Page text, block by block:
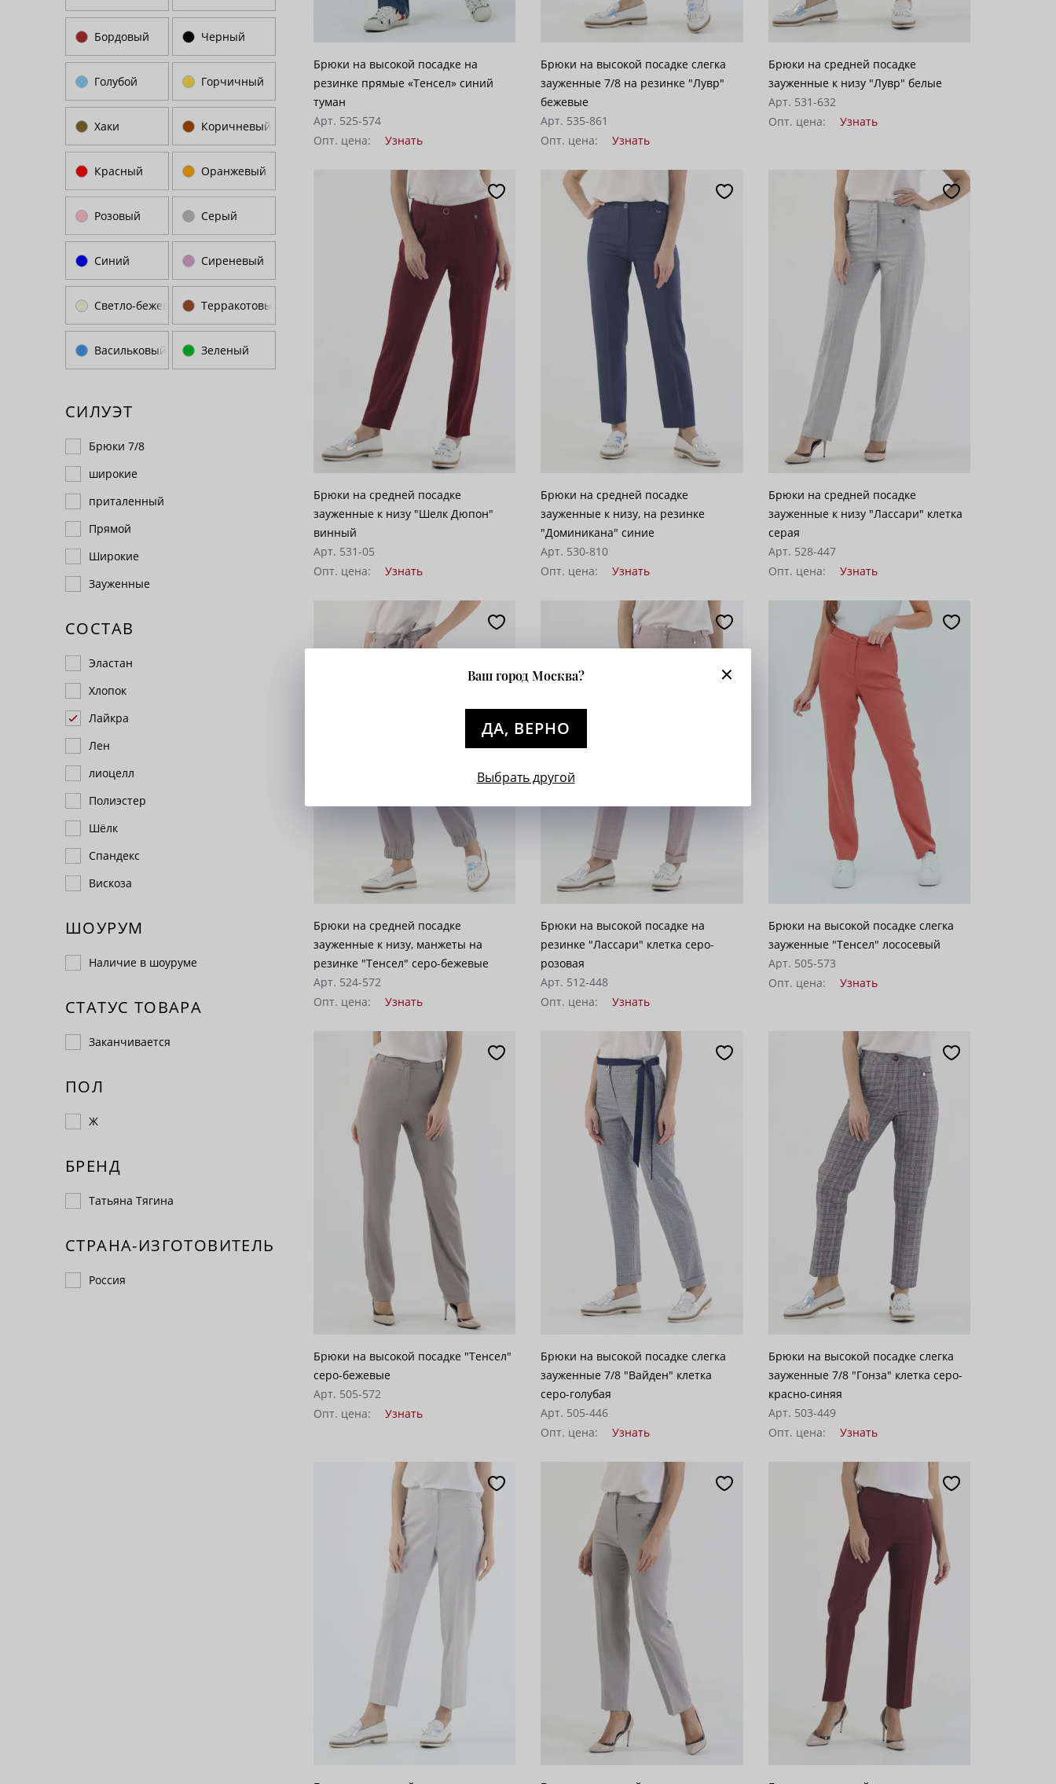
Бордовый Черный
Голубой Горчичный
Хаки Коричневый
Красный Оранжевый
Розовый Серый
Синий Сиреневый
Светло-бежевый Терракотовый
Васильковый Зеленый
СИЛУЭТ
Брюки 7/8
широкие
приталенный
Прямой
Широкие
Зауженные
СОСТАВ
Эластан
Хлопок
Лайкра
Лен
лиоцелл
Полиэстер
Шёлк
Спандекс
Вискоза
ШОУРУМ
Наличие в шоуруме
СТАТУС ТОВАРА
Заканчивается
ПОЛ
Ж
БРЕНД
Татьяна Тягина
СТРАНА-ИЗГОТОВИТЕЛЬ
Россия
Брюки на высокой посадке на
резинке прямые «Тенсел» синий
туман
Арт. 525-574
Опт. цена:
Узнать
Брюки на высокой посадке слегка
зауженные 7/8 на резинке "Лувр"
бежевые
Арт. 535-861
Опт. цена:
Узнать
Брюки на средней посадке
зауженные к низу "Лувр" белые
Арт. 531-632
Опт. цена:
Узнать
Брюки на средней посадке
зауженные к низу "Шелк Дюпон"
винный
Арт. 531-05
Опт. цена:
Узнать
Брюки на средней посадке
зауженные к низу, на резинке
"Доминикана" синие
Арт. 530-810
Опт. цена:
Узнать
Брюки на средней посадке
зауженные к низу "Лассари" клетка
серая
Арт. 528-447
Опт. цена:
Узнать
Брюки на средней посадке
зауженные к низу, манжеты на
резинке "Тенсел" серо-бежевые
Арт. 524-572
Опт. цена:
Узнать
Брюки на высокой посадке на
резинке "Лассари" клетка серо-
розовая
Арт. 512-448
Опт. цена:
Узнать
Брюки на высокой посадке слегка
зауженные "Тенсел" лососевый
Арт. 505-573
Опт. цена:
Узнать
Брюки на высокой посадке "Тенсел"
серо-бежевые
Арт. 505-572
Опт. цена:
Узнать
Брюки на высокой посадке слегка
зауженные 7/8 "Вайден" клетка
серо-голубая
Арт. 505-446
Опт. цена:
Узнать
Брюки на высокой посадке слегка
зауженные 7/8 "Гонза" клетка серо-
красно-синяя
Арт. 503-449
Опт. цена:
Узнать
Ваш город Москва?
ДА, ВЕРНО
Выбрать другой